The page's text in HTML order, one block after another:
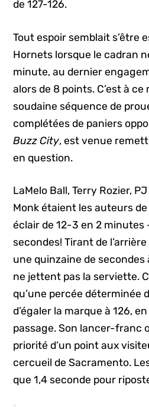
de 127-126.
Tout espoir semblait s’être
Hornets lorsque le cadran
minute, au dernier
alors de 8 points. C’est à ce
soudaine séquence de
complétées de paniers
Buzz City, est venue
en question.
LaMelo Ball, Terry Rozier,
Monk étaient les auteurs
éclair de 12-3 en 2 minutes
secondes! Tirant de
une quinzaine de secondes
ne jettent pas la serviette.
qu’une percée déterminée
d’égaler la marque à 126,
passage. Son lancer-franc
priorité d’un point aux
cercueil de Sacramento.
que 1,4 seconde pour